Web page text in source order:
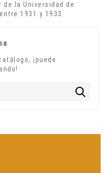
de la Universidad de
1931 y 1933.
¡puede